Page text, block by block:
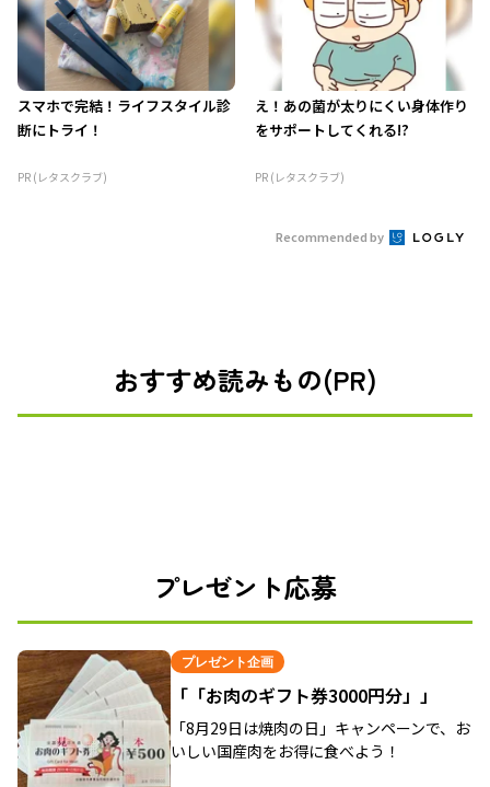
スマホで完結！ライフスタイル診
断にトライ！
PR (レタスクラブ)
え！あの菌が太りにくい身体作り
をサポートしてくれる!?
PR (レタスクラブ)
Recommended by
おすすめ読みもの(PR)
プレゼント応募
プレゼント企画
「「お肉のギフト券3000円分」」
「8月29日は焼肉の日」キャンペーンで、お
いしい国産肉をお得に食べよう！